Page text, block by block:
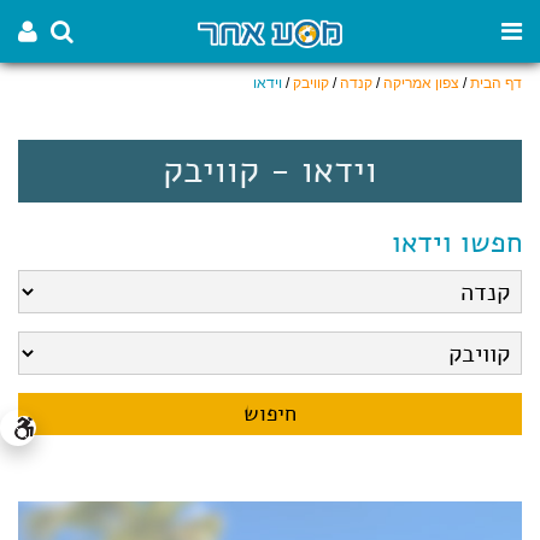
דף הבית/ צפון אמריקה/ קנדה/ קוויבק/ וידאו
וידאו - קוויבק
חפשו וידאו